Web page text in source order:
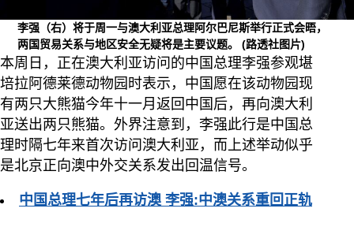
李强（右）将于周一与澳大利亚总理阿尔巴尼斯举行正式会晤，
两国贸易关系与地区安全无疑将是主要议题。(路透社图片)
本周日，正在澳大利亚访问的中国总理李强参观堪
培拉阿德莱德动物园时表示，中国愿在该动物园现
有两只大熊猫今年十一月返回中国后，再向澳大利
亚送出两只熊猫。外界注意到，李强此行是中国总
理时隔七年来首次访问澳大利亚，而上述举动似乎
是北京正向澳中外交关系发出回温信号。
中国总理七年后再访澳 李强:中澳关系重回正轨